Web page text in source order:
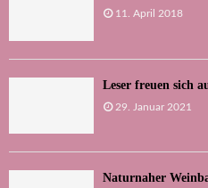
11. April 2018
Leser freuen sich
29. Januar 2021
Naturnaher